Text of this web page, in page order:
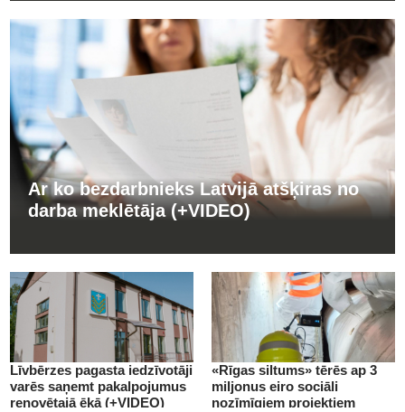
Ar ko bezdarbnieks Latvijā atšķiras no
darba meklētāja (+VIDEO)
Līvbērzes pagasta iedzīvotāji
varēs saņemt pakalpojumus
renovētajā ēkā (+VIDEO)
«Rīgas siltums» tērēs ap 3
miljonus eiro sociāli
nozīmīgiem projektiem